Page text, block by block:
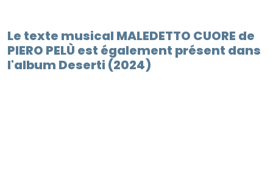
Le texte musical MALEDETTO CUORE de
PIERO PELÙ est également présent dans
l'album Deserti (2024)